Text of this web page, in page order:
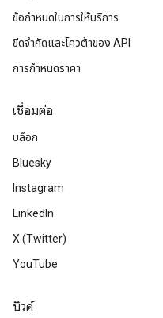
ข้อกำหนดในการให้บริการ
ขีดจํากัดและโควต้าของ API
การกำหนดราคา
เชื่อมต่อ
บล็อก
Bluesky
Instagram
LinkedIn
X (Twitter)
YouTube
บิวด์